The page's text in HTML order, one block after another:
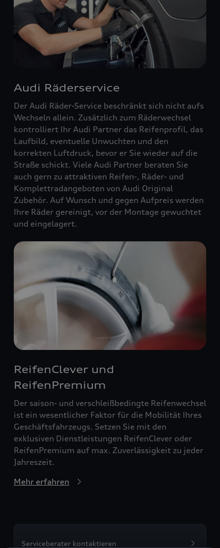
Audi Räderservice
Der Audi Räder-Service beschränkt sich nicht aufs
Wechseln allein. Zusätzlich zum Räderwechsel
kontrolliert Ihr Audi Partner das Reifenprofil, das
Laufbild, eventuelle Unwuchten und den
korrekten Luftdruck, bevor er Sie wieder auf die
Straße schickt. Viele Audi Partner beraten Sie
auch gern zu attraktiven Reifen-, Räder- und
Komplettradangeboten von Audi Original
Zubehör. Auf Wunsch und gegen Aufpreis werden
Ihre Räder gereinigt, vor der Montage gewuchtet
und eingelagert.
ReifenClever und
ReifenPremium
Der saison- und verschleißbedingte Reifenwechsel
ist ein wesentlicher Faktor für die Mobilität Ihres
Geschäftsfahrzeugs. Setzen Sie mit den
exklusiven Dienstleistungen ReifenClever oder
ReifenPremium auf max. Zuverlässigkeit zu jeder
Jahreszeit.
Mehr erfahren
Serviceberater kontaktieren